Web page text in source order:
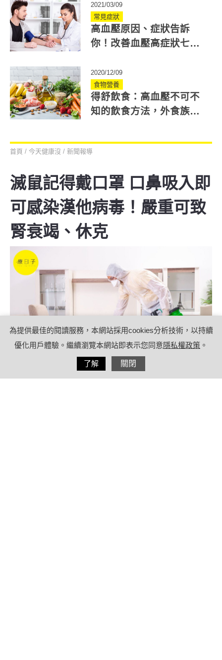
2021/03/09
常見症狀
高血壓原因、症狀告訴
你！改善血壓高症狀七大
2020/12/09
食物營養
得舒飲食：高血壓不可不
知的飲食方法，外食族怎
首頁 / 今天健康沒 / 新聞報導
滅鼠記得戴口罩 口鼻吸入即
可感染漢他病毒！嚴重可致
腎衰竭、休克
為提供最佳的閱讀服務，本網站採用cookies分析技術，以持續
優化用戶體驗。繼續瀏覽本網站即表示您同意隱私權政策 。
了解 關閉